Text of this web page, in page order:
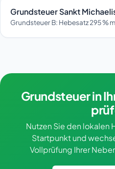
Grundsteuer Sankt
Grundsteuer B: Hebesatz 295 %
Grundsteuer in
Nutzen Sie den lokalen
Startpunkt und
Vollprüfung Ihrer